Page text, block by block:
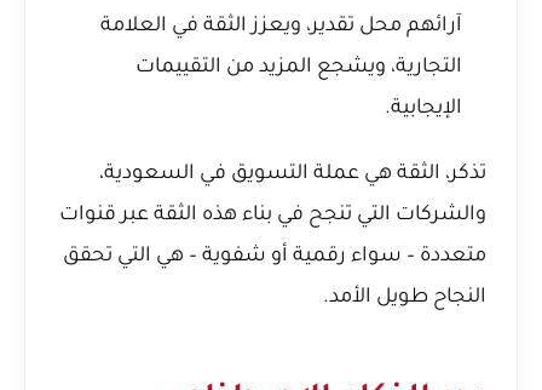
آرائهم محل تقدير، ويعزز الثقة في العلامة
التجارية، ويشجع المزيد من التقييمات
الإيجابية.
تذكر، الثقة هي عملة التسويق في السعودية،
والشركات التي تنجح في بناء هذه الثقة عبر قنوات
متعددة – سواء رقمية أو شفوية – هي التي تحقق
النجاح طويل الأمد.